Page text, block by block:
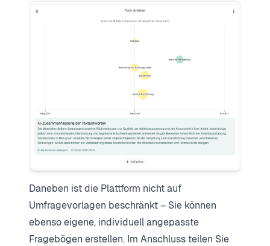
Daneben ist die Plattform nicht auf
Umfragevorlagen beschränkt – Sie können
ebenso eigene, individuell angepasste
Fragebögen erstellen. Im Anschluss teilen Sie